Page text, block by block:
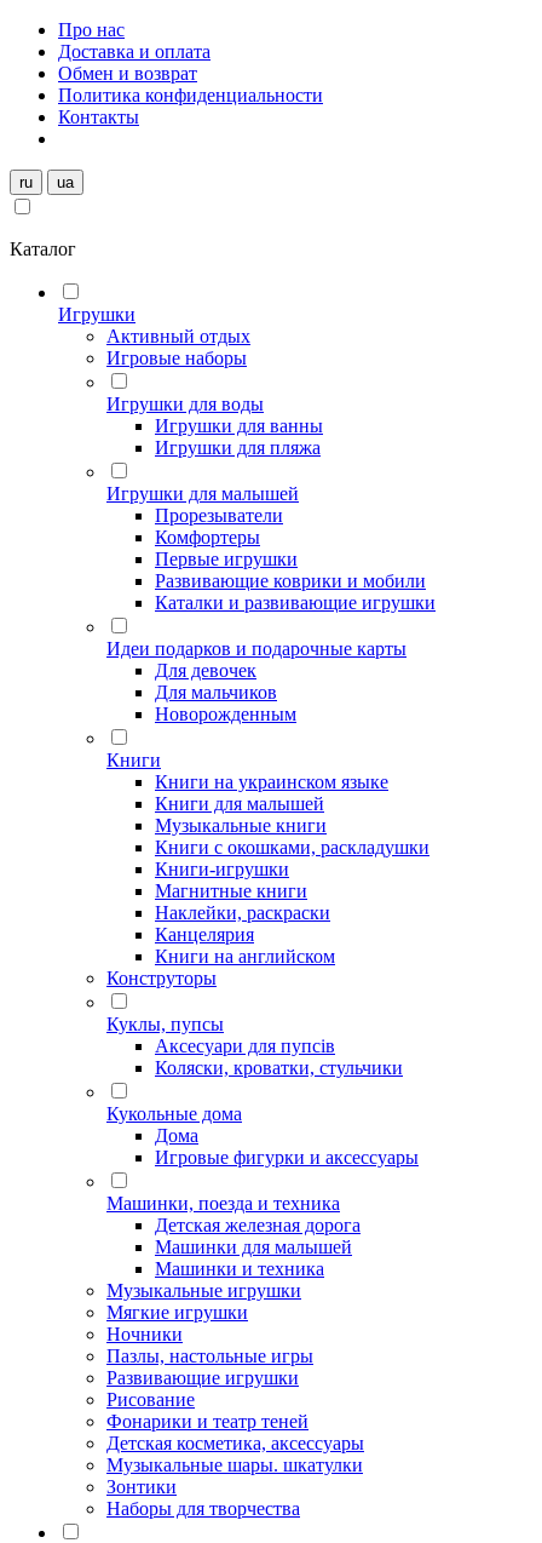
Про нас
Доставка и оплата
Обмен и возврат
Политика конфиденциальности
Контакты
ru ua
Каталог
Игрушки
Активный отдых
Игровые наборы
Игрушки для воды
Игрушки для ванны
Игрушки для пляжа
Игрушки для малышей
Прорезыватели
Комфортеры
Первые игрушки
Развивающие коврики и мобили
Каталки и развивающие игрушки
Идеи подарков и подарочные карты
Для девочек
Для мальчиков
Новорожденным
Книги
Книги на украинском языке
Книги для малышей
Музыкальные книги
Книги с окошками, раскладушки
Книги-игрушки
Магнитные книги
Наклейки, раскраски
Канцелярия
Книги на английском
Конструторы
Куклы, пупсы
Аксесуари для пупсів
Коляски, кроватки, стульчики
Кукольные дома
Дома
Игровые фигурки и аксессуары
Машинки, поезда и техника
Детская железная дорога
Машинки для малышей
Машинки и техника
Музыкальные игрушки
Мягкие игрушки
Ночники
Пазлы, настольные игры
Развивающие игрушки
Рисование
Фонарики и театр теней
Детская косметика, аксессуары
Музыкальные шары. шкатулки
Зонтики
Наборы для творчества